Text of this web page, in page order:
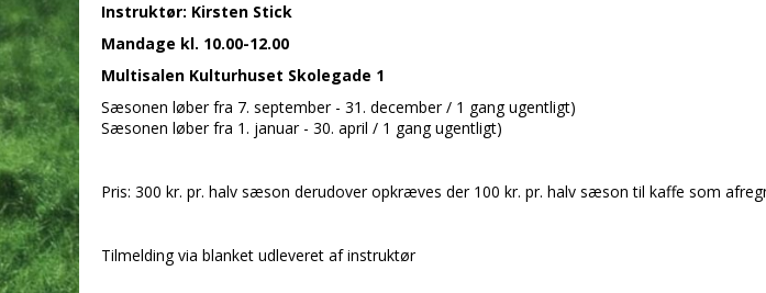
Instruktør: Kirsten Stick
Mandage kl. 10.00-12.00
Multisalen Kulturhuset Skolegade 1
Sæsonen løber fra 7. september - 31. december / 1 gang ugentligt)
Sæsonen løber fra 1. januar - 30. april / 1 gang ugentligt)
Pris: 300 kr. pr. halv sæson derudover opkræves der 100 kr. pr. halv sæson til kaffe som
Tilmelding via blanket udleveret af instruktør